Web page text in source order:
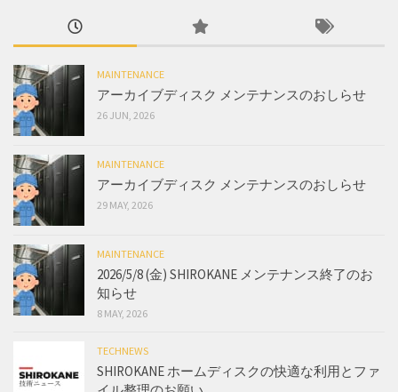
MAINTENANCE
アーカイブディスク メンテナンスのおしらせ
26 JUN, 2026
MAINTENANCE
アーカイブディスク メンテナンスのおしらせ
29 MAY, 2026
MAINTENANCE
2026/5/8 (金) SHIROKANE メンテナンス終了のお
知らせ
8 MAY, 2026
TECHNEWS
SHIROKANE ホームディスクの快適な利用とファ